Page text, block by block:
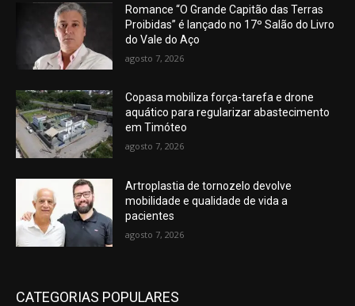
Romance “O Grande Capitão das Terras
Proibidas” é lançado no 17º Salão do Livro
do Vale do Aço
agosto 7, 2026
Copasa mobiliza força-tarefa e drone
aquático para regularizar abastecimento
em Timóteo
agosto 7, 2026
Artroplastia de tornozelo devolve
mobilidade e qualidade de vida a
pacientes
agosto 7, 2026
CATEGORIAS POPULARES